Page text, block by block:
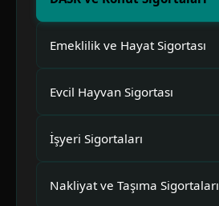
Emeklilik ve Hayat Sigortası
Evcil Hayvan Sigortası
İşyeri Sigortaları
Nakliyat ve Taşıma Sigortaları